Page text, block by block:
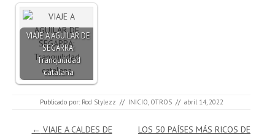
VIAJE A AGUILAR DE
SEGARRA:
Tranquilidad
catalana
Publicado por: Rod Stylezz // INICIO OTROS // abril 14, 2022
Navegación de entradas
← VIAJE A CALDES DE
LOS 50 PAÍSES MÁS RICOS DE